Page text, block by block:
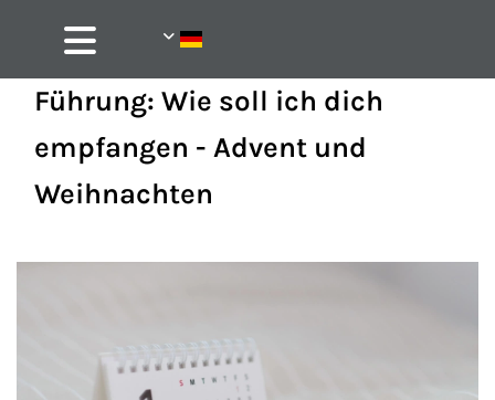
Führung: Wie soll ich dich
empfangen - Advent und
Weihnachten